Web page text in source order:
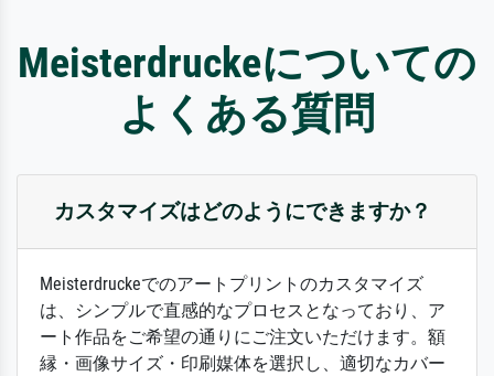
Meisterdruckeについての
よくある質問
カスタマイズはどのようにできますか？
Meisterdruckeでのアートプリントのカスタマイズ
は、シンプルで直感的なプロセスとなっており、ア
ート作品をご希望の通りにご注文いただけます。額
縁・画像サイズ・印刷媒体を選択し、適切なカバー